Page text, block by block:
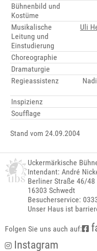
Bühnenbild und
Kostüme
Musikalische
Leitung und
Einstudierung
Uli
Choreographie
Dramaturgie
Regieassistenz
Inspizienz
Soufflage
Stand vom 24.09.2004
Uckermärkische
Intendant: André
Berliner Straße 46/48
16303 Schwedt
Besucherservice:
Unser Haus ist
Folgen Sie uns auch auf:
Instagram